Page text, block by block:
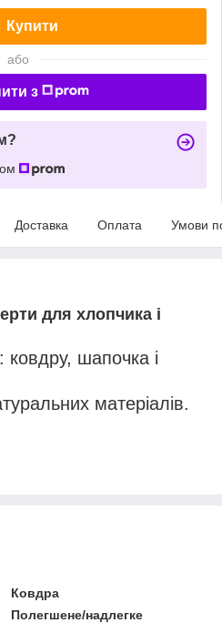
Купити
або
з
Доставка Оплата Умови
для хлопчика і
шапочка і
матеріалів.
Ковдра
Полегшене/надлегке